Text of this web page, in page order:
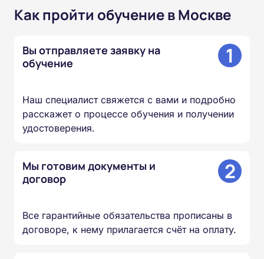
Как пройти обучение в Москве
Вы отправляете заявку на
обучение
1
Наш специалист свяжется с вами и подробно
расскажет о процессе обучения и получении
удостоверения.
Мы готовим документы и
договор
2
Все гарантийные обязательства прописаны в
договоре, к нему прилагается счёт на оплату.